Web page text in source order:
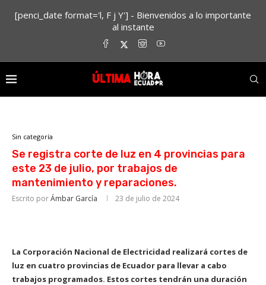
[penci_date format='l, F j Y'] - Bienvenidos a lo importante
al instante
Sin categoría
Se registra corte de luz en 4 provincias para
este 23 de julio, por trabajos de
mantenimiento y reparaciones.
Escrito porÁmbar García 23 de julio de 2024
La Corporación Nacional de Electricidad realizará cortes de
luz en cuatro provincias de Ecuador para llevar a cabo
trabajos programados. Estos cortes tendrán una duración